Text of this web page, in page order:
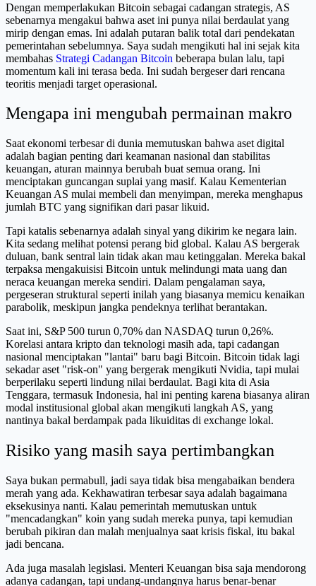
Dengan memperlakukan Bitcoin sebagai cadangan strategis, AS
sebenarnya mengakui bahwa aset ini punya nilai berdaulat yang
mirip dengan emas. Ini adalah putaran balik total dari pendekatan
pemerintahan sebelumnya. Saya sudah mengikuti hal ini sejak kita
membahas Strategi Cadangan Bitcoin beberapa bulan lalu, tapi
momentum kali ini terasa beda. Ini sudah bergeser dari rencana
teoritis menjadi target operasional.
Mengapa ini mengubah permainan makro
Saat ekonomi terbesar di dunia memutuskan bahwa aset digital
adalah bagian penting dari keamanan nasional dan stabilitas
keuangan, aturan mainnya berubah buat semua orang. Ini
menciptakan guncangan suplai yang masif. Kalau Kementerian
Keuangan AS mulai membeli dan menyimpan, mereka menghapus
jumlah BTC yang signifikan dari pasar likuid.
Tapi katalis sebenarnya adalah sinyal yang dikirim ke negara lain.
Kita sedang melihat potensi perang bid global. Kalau AS bergerak
duluan, bank sentral lain tidak akan mau ketinggalan. Mereka bakal
terpaksa mengakuisisi Bitcoin untuk melindungi mata uang dan
neraca keuangan mereka sendiri. Dalam pengalaman saya,
pergeseran struktural seperti inilah yang biasanya memicu kenaikan
parabolik, meskipun jangka pendeknya terlihat berantakan.
Saat ini, S&P 500 turun 0,70% dan NASDAQ turun 0,26%.
Korelasi antara kripto dan teknologi masih ada, tapi cadangan
nasional menciptakan "lantai" baru bagi Bitcoin. Bitcoin tidak lagi
sekadar aset "risk-on" yang bergerak mengikuti Nvidia, tapi mulai
berperilaku seperti lindung nilai berdaulat. Bagi kita di Asia
Tenggara, termasuk Indonesia, hal ini penting karena biasanya aliran
modal institusional global akan mengikuti langkah AS, yang
nantinya bakal berdampak pada likuiditas di exchange lokal.
Risiko yang masih saya pertimbangkan
Saya bukan permabull, jadi saya tidak bisa mengabaikan bendera
merah yang ada. Kekhawatiran terbesar saya adalah bagaimana
eksekusinya nanti. Kalau pemerintah memutuskan untuk
"mencadangkan" koin yang sudah mereka punya, tapi kemudian
berubah pikiran dan malah menjualnya saat krisis fiskal, itu bakal
jadi bencana.
Ada juga masalah legislasi. Menteri Keuangan bisa saja mendorong
adanya cadangan, tapi undang-undangnya harus benar-benar